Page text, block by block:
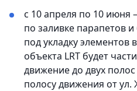
с 10 апреля по 10 июня
по заливке парапетов
под укладку элементов
объекта LRT будет
движение до двух
полосу движения от